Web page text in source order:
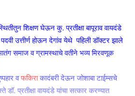
शिक्षण घेऊन कु. प्रतीक्षा बापूराव वायदंडे
उत्तीर्ण होऊन देगांव येथे पहिली डॉक्टर झाले
समाज व ग्रामस्थाचे वतीने भव्य मिरवणूक
वफकिराकादंबरी देऊन जोशाबा टाईम्सचे
प्रतीक्षा वायदंडे यांचा सत्कार करण्यात